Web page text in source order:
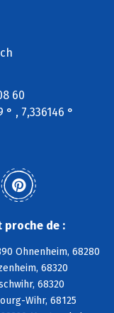
60
° , 7,336146 °
proche de :
Ohnenheim, 68280
68320
68320
Wihr, 68125